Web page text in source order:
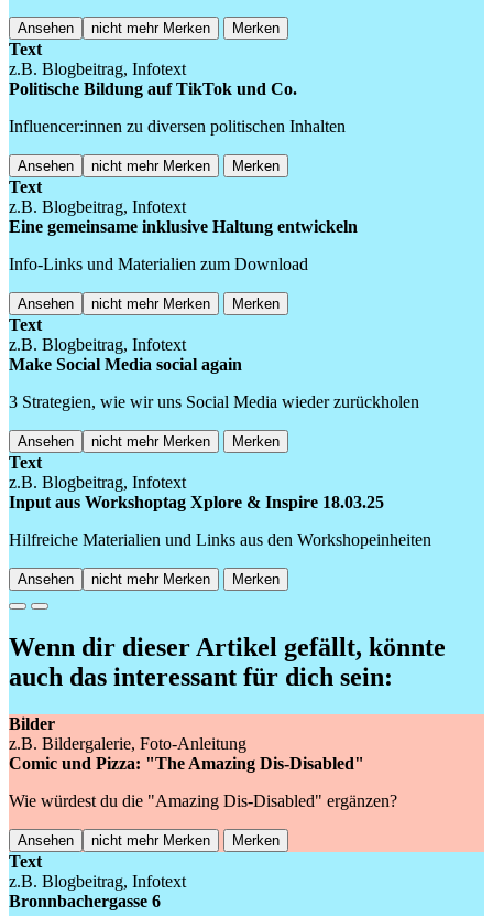
Ansehen nicht mehr Merken Merken
Text
z.B. Blogbeitrag, Infotext
Politische Bildung auf TikTok und Co.
Influencer:innen zu diversen politischen Inhalten
Ansehen nicht mehr Merken Merken
Text
z.B. Blogbeitrag, Infotext
Eine gemeinsame inklusive Haltung entwickeln
Info-Links und Materialien zum Download
Ansehen nicht mehr Merken Merken
Text
z.B. Blogbeitrag, Infotext
Make Social Media social again
3 Strategien, wie wir uns Social Media wieder zurückholen
Ansehen nicht mehr Merken Merken
Text
z.B. Blogbeitrag, Infotext
Input aus Workshoptag Xplore & Inspire 18.03.25
Hilfreiche Materialien und Links aus den Workshopeinheiten
Ansehen nicht mehr Merken Merken
Previous
Next
Wenn dir dieser Artikel gefällt, könnte
auch das interessant für dich sein:
Bilder
z.B. Bildergalerie, Foto-Anleitung
Comic und Pizza: "The Amazing Dis-Disabled"
Wie würdest du die "Amazing Dis-Disabled" ergänzen?
Ansehen nicht mehr Merken Merken
Text
z.B. Blogbeitrag, Infotext
Bronnbachergasse 6